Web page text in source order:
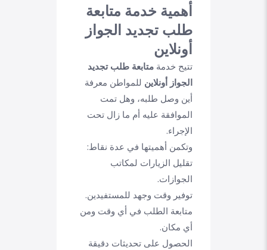
أهمية خدمة متابعة
طلب تجديد الجواز
أونلاين
تتيح خدمة متابعة طلب تجديد
الجواز أونلاين للمواطن معرفة
أين وصل طلبه، وهل تمت
الموافقة عليه أم ما زال تحت
الإجراء.
وتكمن أهميتها في عدة نقاط:
تقليل الزيارات لمكاتب
الجوازات.
توفير وقت وجهد للمستفيدين.
متابعة الطلب في أي وقت ومن
أي مكان.
الحصول على تحديثات دقيقة